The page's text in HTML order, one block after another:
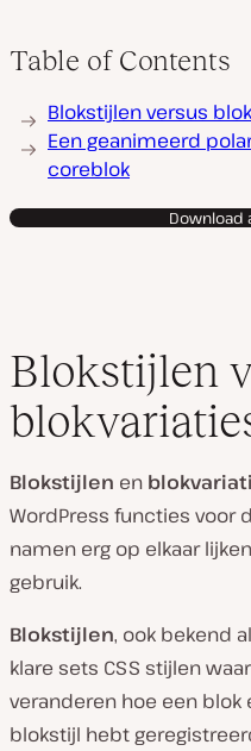
Table of Contents
Blokstijlen versus
Een geanimeerd
coreblok
Download
Blokstijlen
Blokstijlen en
WordPress functies voor
namen erg op elkaar
gebruik.
Blokstijlen, ook bekend
klare sets CSS stijlen
veranderen hoe een blok
blokstijl hebt